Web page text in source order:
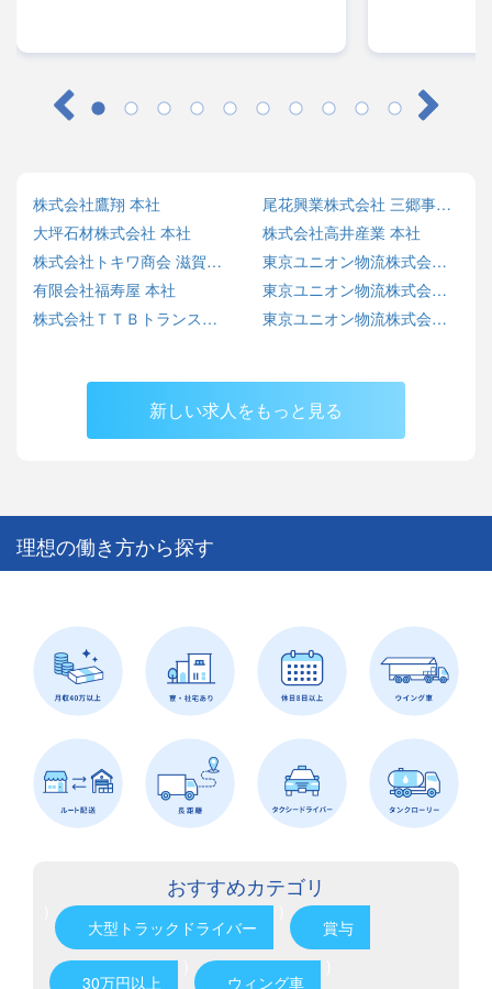
株式会社鷹翔 本社
大坪石材株式会社 本社
株式会社トキワ商会 滋賀事業所
有限会社福寿屋 本社
株式会社ＴＴＢトランス倉庫 神栖営業所
尾花興業株式会社 三郷事業所
株式会社高井産業 本社
東京ユニオン物流株式会社 川口営業所
東京ユニオン物流株式会社 横浜営業所
東京ユニオン物流株式会社 本社営業所
新しい求人をもっと見る
理想の働き方から探す
おすすめカテゴリ
大型トラックドライバー 賞与
30万円以上 ウィング車